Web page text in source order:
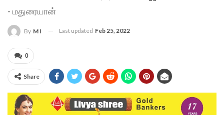
- மதுரையான்
By M I Last updated Feb 25, 2022
0
Share